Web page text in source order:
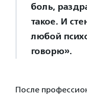
боль,
такое. И
любой
говорю».
После